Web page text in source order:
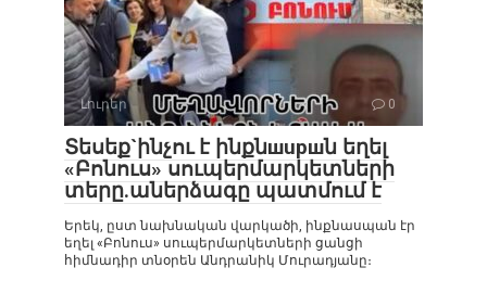
Լուրեր 0
Տեսեք`ինչու է ինքնшupшն եղել
«Բոնուս» սուպերմարկետների
տերը.աներձագը պատմում է
Երեկ, ըստ նախնական վարկածի, ինքնասպան էր
եղել «Բոնուս» սուպերմարկետների ցանցի
հիմնադիր տնօրեն Անդրանիկ Մուրադյանը։